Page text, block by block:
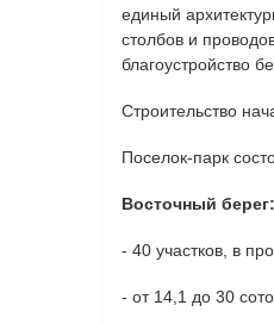
единый
столбов и
благоустройство
Строительство
Поселок-парк
Восточный берег:
- 40 участков, в
- от 14,1 до 30